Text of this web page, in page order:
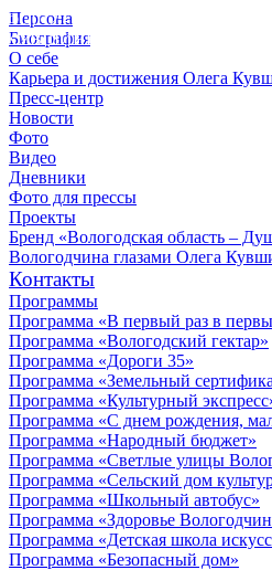
Персона
Биография
О себе
Карьера и достижения Олега
Пресс-центр
Новости
Фото
Видео
Дневники
Фото для прессы
Проекты
Бренд «Вологодская область –
Вологодчина глазами Олега
Контакты
Программы
Программа «В первый раз в
Программа «Вологодский гектар»
Программа «Дороги 35»
Программа «Земельный
Программа «Культурный
Программа «С днем рождения,
Программа «Народный бюджет»
Программа «Светлые улицы
Программа «Сельский дом
Программа «Школьный автобус»
Программа «Здоровье
Программа «Детская школа
Программа «Безопасный дом»
© 2012 - 2023,
КУВШИННИКОВ О.А.